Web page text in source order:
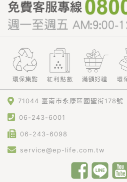
71044 臺南市永康區國聖街178號
06-243-6001
06-243-6098
service@ep-life.com.tw